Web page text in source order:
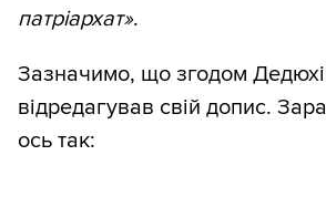
патріархат».
Зазначимо, що згодом
відредагував свій допис.
ось так: